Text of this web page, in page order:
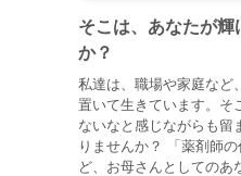
そこは、あなたが輝
か？
私達は、職場や家庭など
置いて生きています。そ
ないなと感じながらも留
りませんか？ 「薬剤師
ど、お母さんとしてのあ